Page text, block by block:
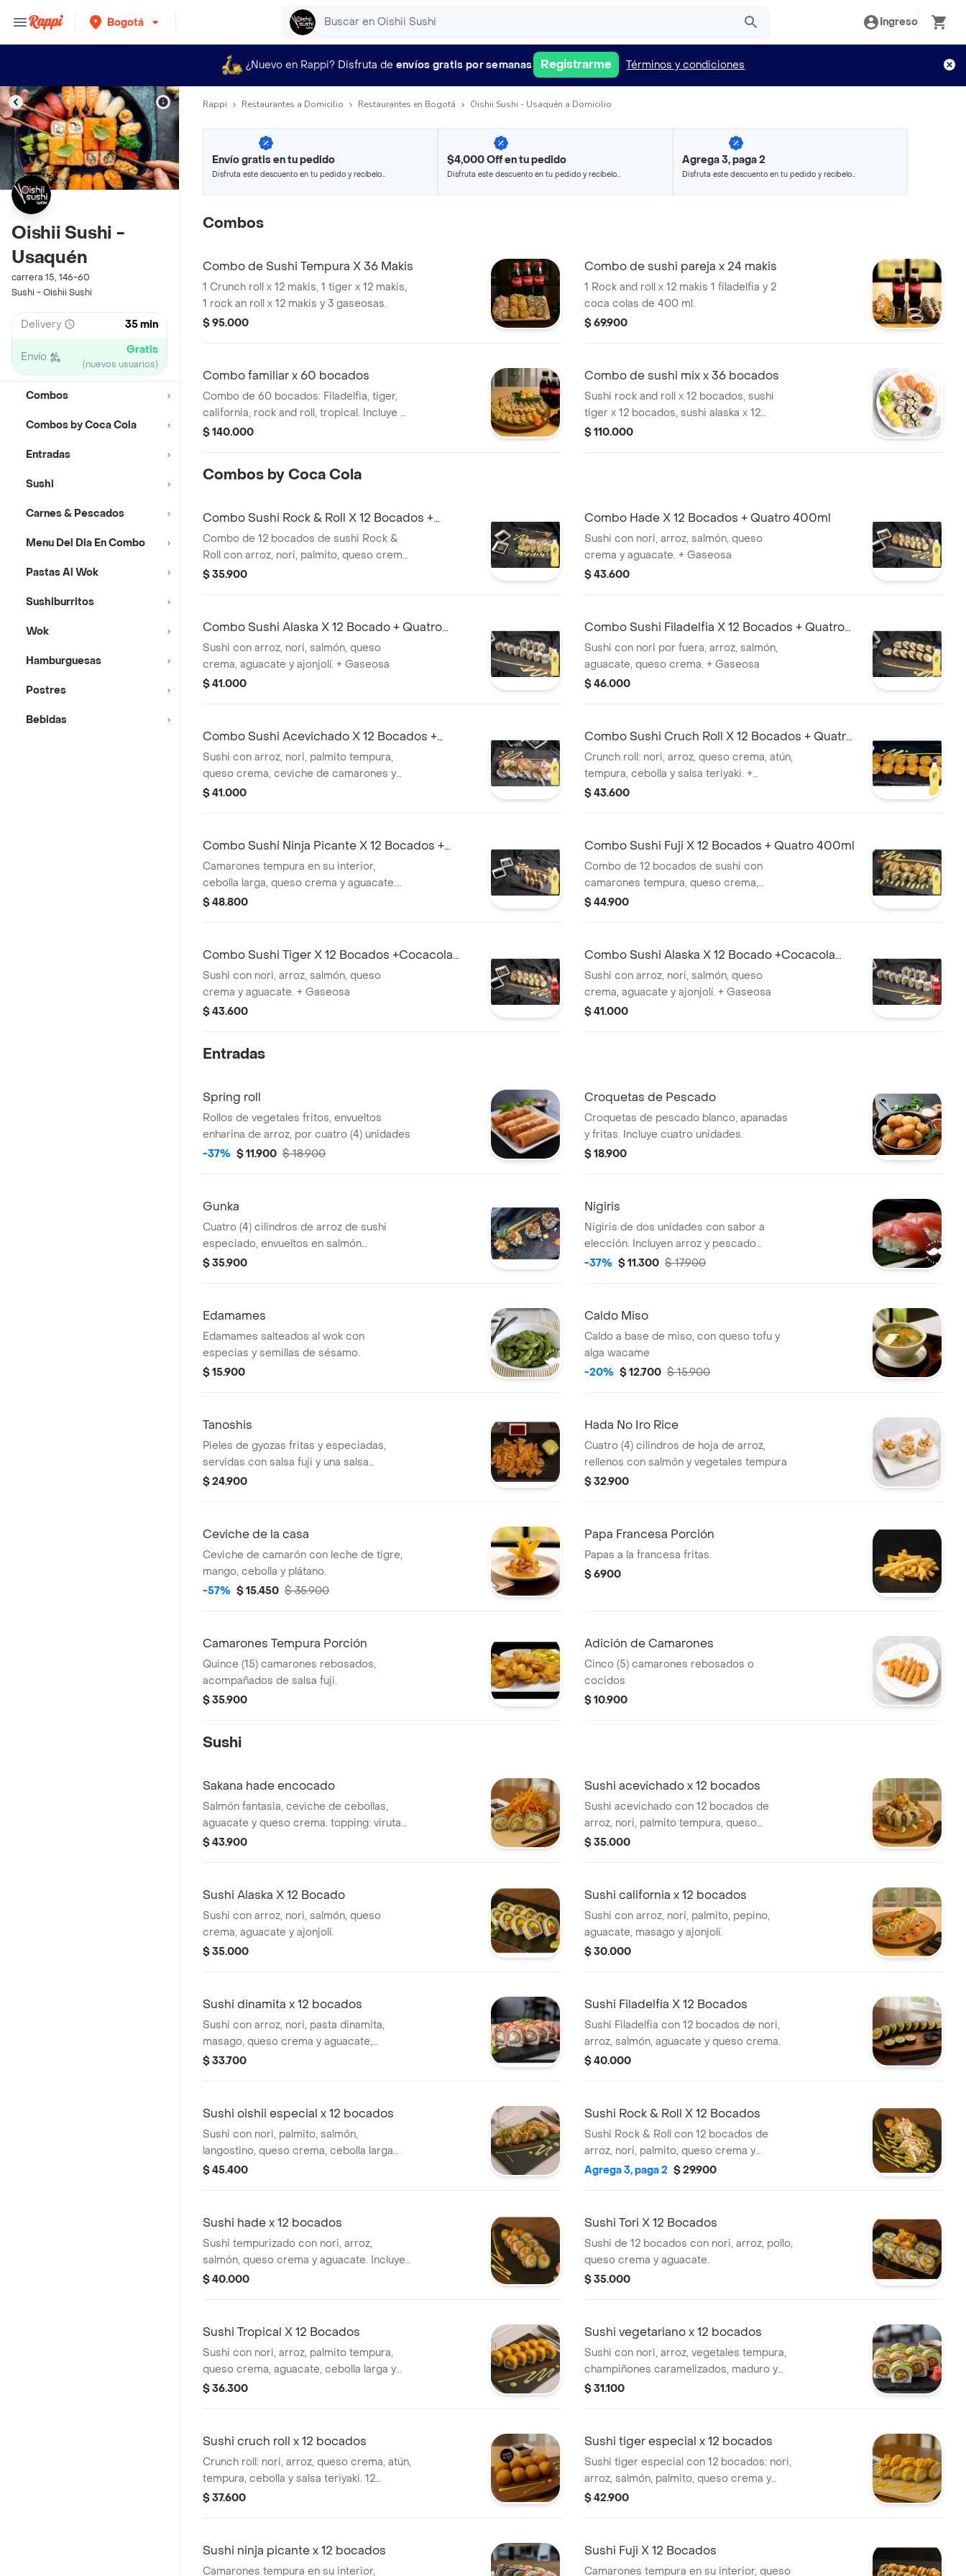
Bogotá Ingreso
¿Nuevo en Rappi? Disfruta de envíos gratis por semanas Registrarme Términos y condiciones
Oishii Sushi -
Usaquén
carrera 15, 146-60
Sushi - Oishii Sushi
Delivery 35 min
Envío Gratis
(nuevos usuarios)
Combos
Combos by Coca Cola
Entradas
Sushi
Carnes & Pescados
Menu Del Dia En Combo
Pastas Al Wok
Sushiburritos
Wok
Hamburguesas
Postres
Bebidas
Rappi Restaurantes a Domicilio Restaurantes en Bogotá Oishii Sushi - Usaquén a Domicilio
Envío gratis en tu pedido
Disfruta este descuento en tu pedido y recíbelo
$4,000 Off en tu pedido
Disfruta este descuento en tu pedido y recíbelo
Agrega 3, paga 2
Disfruta este descuento en tu pedido y recíbelo
Combos
Combo de Sushi Tempura X 36 Makis
1 Crunch roll x 12 makis, 1 tiger x 12 makis,
1 rock an roll x 12 makis y 3 gaseosas.
$ 95.000
Combo de sushi pareja x 24 makis
1 Rock and roll x 12 makis 1 filadelfia y 2
coca colas de 400 ml.
$ 69.900
Combo familiar x 60 bocados
Combo de 60 bocados: Filadelfia, tiger,
california, rock and roll, tropical. Incluye 2
gaseosas.
$ 140.000
Combo de sushi mix x 36 bocados
Sushi rock and roll x 12 bocados, sushi
tiger x 12 bocados, sushi alaska x 12
bocados.
$ 110.000
Combos by Coca Cola
Combo Sushi Rock & Roll X 12 Bocados +
Quatro 400ml
Combo de 12 bocados de sushi Rock &
Roll con arroz, nori, palmito, queso crema,
aguacate y palmito en hilos. Incluye una
$ 35.900
Combo Hade X 12 Bocados + Quatro 400ml
Sushi con nori, arroz, salmón, queso
crema y aguacate. + Gaseosa
$ 43.600
Combo Sushi Alaska X 12 Bocado + Quatro
400ml
Sushi con arroz, nori, salmón, queso
crema, aguacate y ajonjolí. + Gaseosa
$ 41.000
Combo Sushi Filadelfia X 12 Bocados + Quatro
400ml
Sushi con nori por fuera, arroz, salmón,
aguacate, queso crema. + Gaseosa
$ 46.000
Combo Sushi Acevichado X 12 Bocados +
Quatro 400ml
Sushi con arroz, nori, palmito tempura,
queso crema, ceviche de camarones y
ajonjolí. + Gaseosa
$ 41.000
Combo Sushi Cruch Roll X 12 Bocados + Quatro
400ml
Crunch roll: nori, arroz, queso crema, atún,
tempura, cebolla y salsa teriyaki. +
Gaseosa
$ 43.600
Combo Sushi Ninja Picante X 12 Bocados +
Quatro 400ml
Camarones tempura en su interior,
cebolla larga, queso crema y aguacate.
topping: palmito desmechado y ajonjoli. .
$ 48.800
Combo Sushi Fuji X 12 Bocados + Quatro 400ml
Combo de 12 bocados de sushi con
camarones tempura, queso crema,
cebolla larga y aguacate, cubiertos con
$ 44.900
Combo Sushi Tiger X 12 Bocados +Cocacola
Orig 400ml
Sushi con nori, arroz, salmón, queso
crema y aguacate. + Gaseosa
$ 43.600
Combo Sushi Alaska X 12 Bocado +Cocacola
Orig 400ml
Sushi con arroz, nori, salmón, queso
crema, aguacate y ajonjolí. + Gaseosa
$ 41.000
Entradas
Spring roll
Rollos de vegetales fritos, envueltos
enharina de arroz, por cuatro (4) unidades
-37% $ 11.900 $ 18.900
Croquetas de Pescado
Croquetas de pescado blanco, apanadas
y fritas. Incluye cuatro unidades.
$ 18.900
Gunka
Cuatro (4) cilindros de arroz de sushi
especiado, envueltos en salmón
flameado. topping: queso crema y frutos
$ 35.900
Nigiris
Nigiris de dos unidades con sabor a
elección. Incluyen arroz y pescado
fresco.
-37% $ 11.300 $ 17.900
Edamames
Edamames salteados al wok con
especias y semillas de sésamo.
$ 15.900
Caldo Miso
Caldo a base de miso, con queso tofu y
alga wacame
-20% $ 12.700 $ 15.900
Tanoshis
Pieles de gyozas fritas y especiadas,
servidas con salsa fuji y una salsa
adicional visible.
$ 24.900
Hada No Iro Rice
Cuatro (4) cilindros de hoja de arroz,
rellenos con salmón y vegetales tempura
$ 32.900
Ceviche de la casa
Ceviche de camarón con leche de tigre,
mango, cebolla y plátano.
-57% $ 15.450 $ 35.900
Papa Francesa Porción
Papas a la francesa fritas.
$ 6900
Camarones Tempura Porción
Quince (15) camarones rebosados,
acompañados de salsa fuji.
$ 35.900
Adición de Camarones
Cinco (5) camarones rebosados o
cocidos
$ 10.900
Sushi
Sakana hade encocado
Salmón fantasia, ceviche de cebollas,
aguacate y queso crema. topping: viruta
de plátano verde y cebollas encurtidas.
$ 43.900
Sushi acevichado x 12 bocados
Sushi acevichado con 12 bocados de
arroz, nori, palmito tempura, queso
crema, ceviche de camarones y ajonjolí.
$ 35.000
Sushi Alaska X 12 Bocado
Sushi con arroz, nori, salmón, queso
crema, aguacate y ajonjolí.
$ 35.000
Sushi california x 12 bocados
Sushi con arroz, nori, palmito, pepino,
aguacate, masago y ajonjolí.
$ 30.000
Sushi dinamita x 12 bocados
Sushi con arroz, nori, pasta dinamita,
masago, queso crema y aguacate,
cubierto con salsa especial.
$ 33.700
Sushi Filadelfia X 12 Bocados
Sushi Filadelfia con 12 bocados de nori,
arroz, salmón, aguacate y queso crema.
$ 40.000
Sushi oishii especial x 12 bocados
Sushi con nori, palmito, salmón,
langostino, queso crema, cebolla larga
con ensalada deli; wacame, mango y
$ 45.400
Sushi Rock & Roll X 12 Bocados
Sushi Rock & Roll con 12 bocados de
arroz, nori, palmito, queso crema y
aguacate, cubiertos con palmito en hilos
Agrega 3, paga 2 $ 29.900
Sushi hade x 12 bocados
Sushi tempurizado con nori, arroz,
salmón, queso crema y aguacate. Incluye
12 bocados.
$ 40.000
Sushi Tori X 12 Bocados
Sushi de 12 bocados con nori, arroz, pollo,
queso crema y aguacate.
$ 35.000
Sushi Tropical X 12 Bocados
Sushi con nori, arroz, palmito tempura,
queso crema, aguacate, cebolla larga y
maduro. 12 bocados.
$ 36.300
Sushi vegetariano x 12 bocados
Sushi con nori, arroz, vegetales tempura,
champiñones caramelizados, maduro y
aguacate.
$ 31.100
Sushi cruch roll x 12 bocados
Crunch roll: nori, arroz, queso crema, atún,
tempura, cebolla y salsa teriyaki. 12
bocados.
$ 37.600
Sushi tiger especial x 12 bocados
Sushi tiger especial con 12 bocados: nori,
arroz, salmón, palmito, queso crema y
topping de camarones tempura.
$ 42.900
Sushi ninja picante x 12 bocados
Camarones tempura en su interior,
Sushi Fuji X 12 Bocados
Camarones tempura en su interior, queso